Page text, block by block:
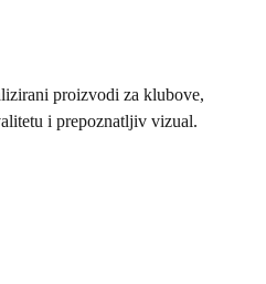
proizvodi za klubove,
i prepoznatljiv vizual.